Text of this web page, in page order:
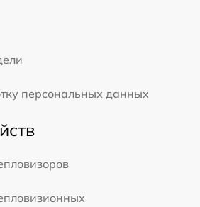
персональных данных